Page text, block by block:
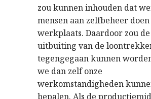
zou kunnen inhouden dat
mensen aan zelfbeheer
werkplaats. Daardoor zou de
uitbuiting van de
tegengegaan kunnen
we dan zelf onze
werkomstandigheden
bepalen. Als de